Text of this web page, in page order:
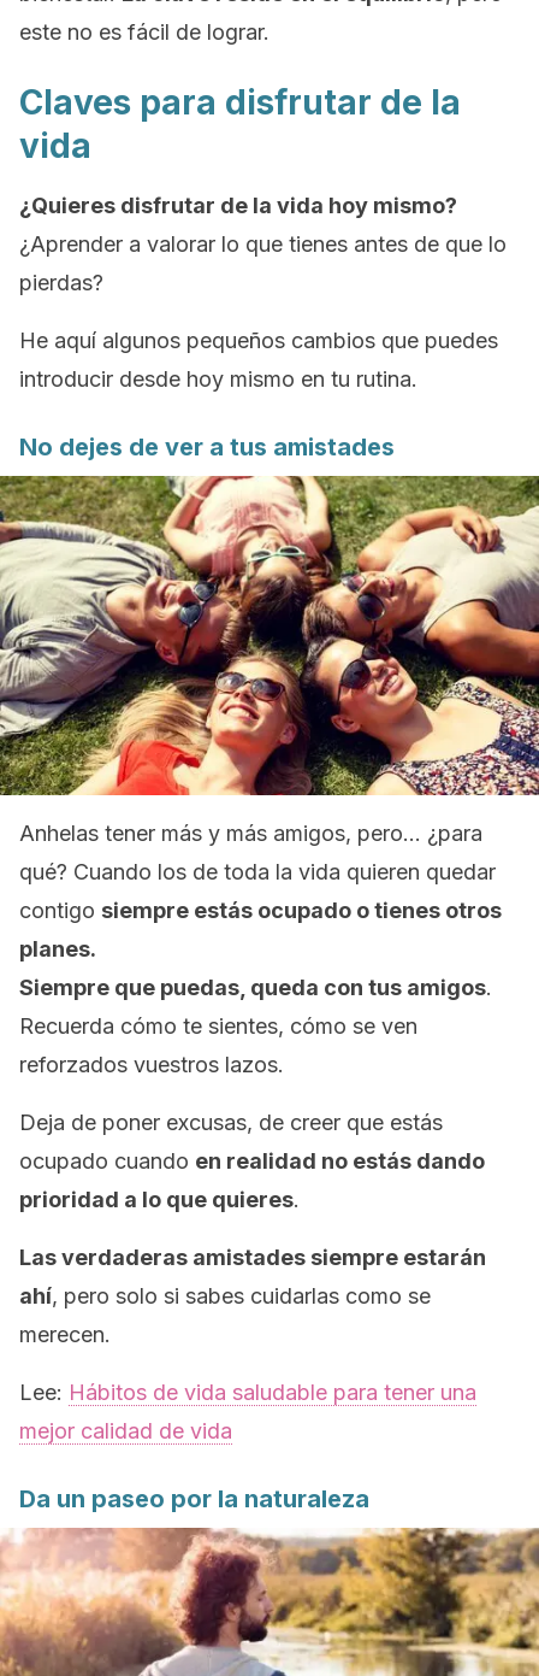
este no es fácil de lograr.
Claves para disfrutar de la
vida
¿Quieres disfrutar de la vida hoy mismo?
¿Aprender a valorar lo que tienes antes de que lo
pierdas?
He aquí algunos pequeños cambios que puedes
introducir desde hoy mismo en tu rutina.
No dejes de ver a tus amistades
Anhelas tener más y más amigos, pero… ¿para
qué? Cuando los de toda la vida quieren quedar
contigo siempre estás ocupado o tienes otros
planes.
Siempre que puedas, queda con tus amigos.
Recuerda cómo te sientes, cómo se ven
reforzados vuestros lazos.
Deja de poner excusas, de creer que estás
ocupado cuando en realidad no estás dando
prioridad a lo que quieres.
Las verdaderas amistades siempre estarán
ahí, pero solo si sabes cuidarlas como se
merecen.
Lee: Hábitos de vida saludable para tener una
mejor calidad de vida
Da un paseo por la naturaleza